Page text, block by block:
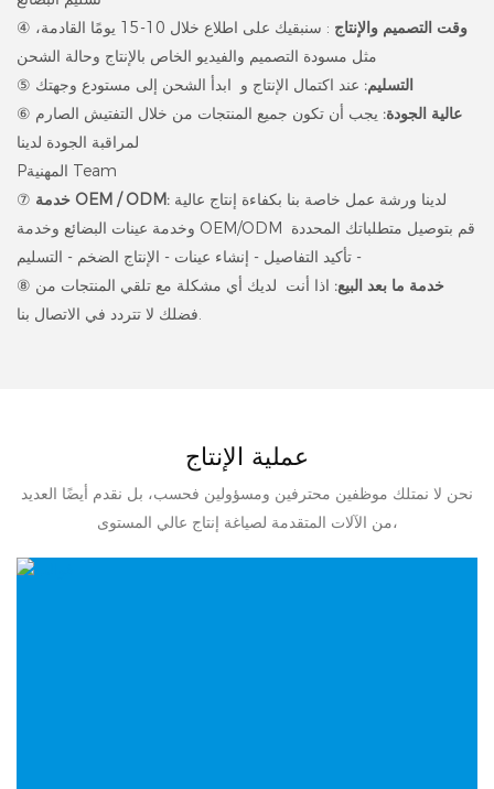
④
وقت التصميم والإنتاج
: سنبقيك على اطلاع خلال 10-15 يومًا القادمة،
⑤
التسليم:
⑥
عالية الجودة: يجب أن تكون جميع المنتجات من خلال التفتيش الصارم
Pالمهنية Team
⑦
خدمة OEM / ODM: لدينا ورشة عمل خاصة بنا بكفاءة إنتاج عالية
وخدمة عينات البضائع وخدمة OEM/ODM قم بتوصيل متطلباتك المحددة
- تأكيد التفاصيل - إنشاء عينات - الإنتاج الضخم - التسليم
⑧
خدمة ما بعد البيع: اذا أنت لديك أي مشكلة مع تلقي المنتجات من
فضلك لا تتردد في الاتصال بنا.
عملية الإنتاج
نحن لا نمتلك موظفين محترفين ومسؤولين فحسب، بل نقدم أيضًا العديد
من الآلات المتقدمة لصياغة إنتاج عالي المستوى،